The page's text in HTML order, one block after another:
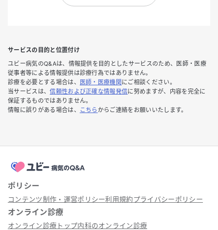
サービスの目的と位置付け
ユビー病気のQ&Aは、情報提供を目的としたサービスのため、医師・医療
従事者等による情報提供は診療行為ではありません。
診療を必要とする場合は、
医師・医療機関 にご相談ください。
当サービスは、信頼性および正確な情報発信に努めますが、内容を完全に
保証するものではありません。
情報に誤りがある場合は、
こちら からご連絡をお願いいたします。
ポリシー
コンテンツ制作・運営ポリシー利用規約プライバシーポリシー
オンライン診療
オンライン診療トップ内科のオンライン診療